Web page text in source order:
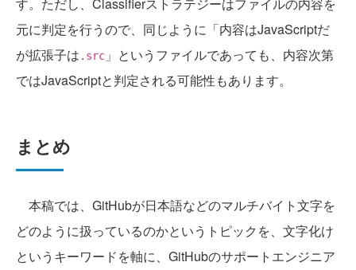
す。ただし、Classifierストラテジーはファイルの内容を
元に判定を行うので、同じように「内容はJavaScriptだ
が拡張子は .src 」というファイルであっても、内容次第
ではJavaScriptと判定される可能性もあります。
まとめ
本稿では、GitHubが日本語などのマルチバイト文字を
どのように扱っているのかというトピックを、文字化け
というキーワードを軸に、GitHubのサポートエンジニア